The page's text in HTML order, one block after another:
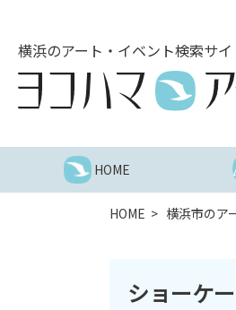
横浜のアート・イベント検索サイ
HOME
HOME 横浜市のア
ショーケ